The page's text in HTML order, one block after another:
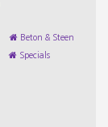
Beton & Steen
Specials